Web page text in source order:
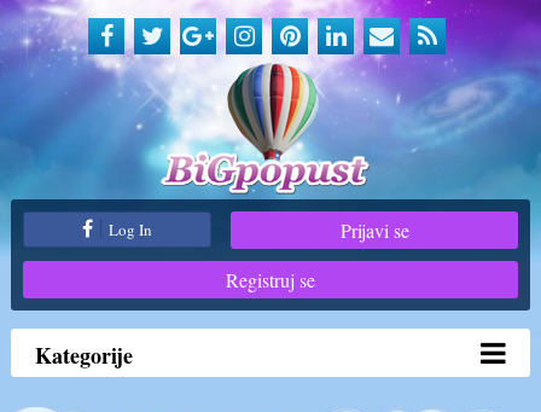
Log In
Prijavi se
Registruj se
Kategorije